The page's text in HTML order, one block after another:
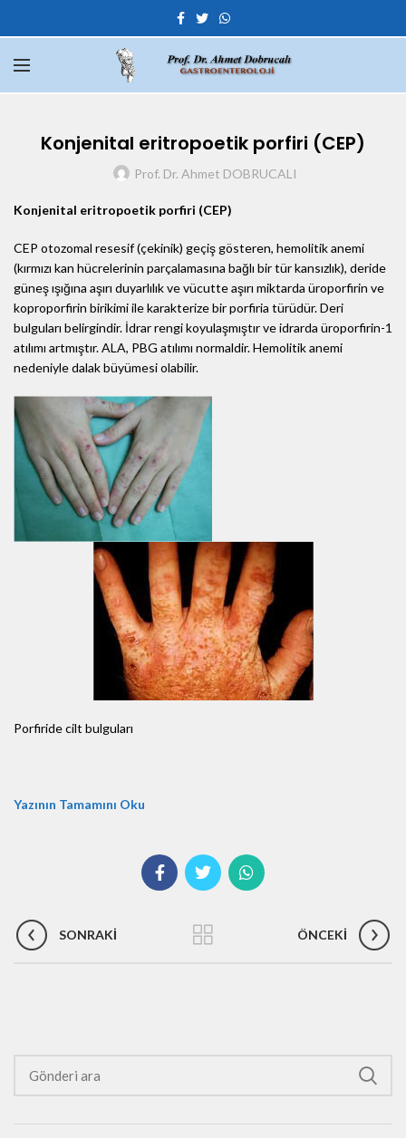
Konjenital eritropoetik porfiri (CEP)
Prof. Dr. Ahmet DOBRUCALI
Konjenital eritropoetik porfiri (CEP)
CEP otozomal resesif (çekinik) geçiş gösteren, hemolitik anemi
(kırmızı kan hücrelerinin parçalamasına bağlı bir tür kansızlık), deride
güneş ışığına aşırı duyarlılık ve vücutte aşırı miktarda üroporfirin ve
koproporfirin birikimi ile karakterize bir porfiria türüdür. Deri
bulguları belirgindir. İdrar rengi koyulaşmıştır ve idrarda üroporfirin-1
atılımı artmıştır. ALA, PBG atılımı normaldir. Hemolitik anemi
nedeniyle dalak büyümesi olabilir.
Porfiride cilt bulguları
Yazının Tamamını Oku
SONRAKI ÖNCEKI